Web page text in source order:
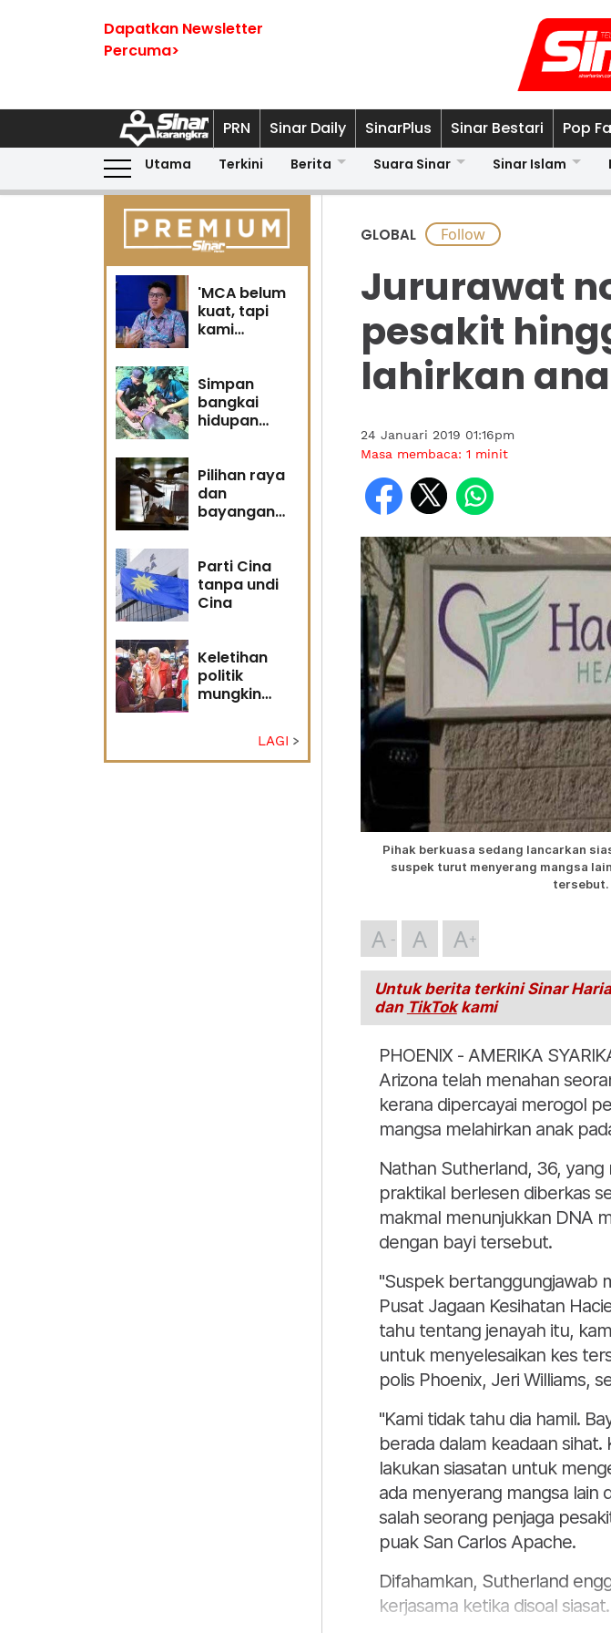
Dapatkan Newsletter
Percuma>
PRN Sinar Daily SinarPlus Sinar Bestari Pop
Utama Terkini Berita Suara Sinar Sinar Islam
'MCA belum
kuat, tapi
kami
Simpan
bangkai
hidupan
Pilihan raya
dan
bayangan
Parti Cina
tanpa undi
Cina
Keletihan
politik
mungkin
Penganalisis
LAGI
GLOBAL
Jururawat
pesakit
lahirkan
24 Januari 2019 01:16pm
Masa membaca: 1 minit
Pihak berkuasa sedang lancarkan
suspek turut menyerang mangsa
tersebut.
A A A
Untuk berita terkini Sinar
dan TikTokkami
PHOENIX - AMERIKA
Arizona telah menahan
kerana dipercayai merogol
mangsa melahirkan anak
Nathan Sutherland, 36,
praktikal berlesen diberkas
makmal menunjukkan DNA
dengan bayi tersebut.
"Suspek bertanggungjawab
Pusat Jagaan Kesihatan
tahu tentang jenayah itu,
untuk menyelesaikan kes
polis Phoenix, Jeri Williams,
"Kami tidak tahu dia hamil.
berada dalam keadaan sihat.
lakukan siasatan untuk
ada menyerang mangsa lain
salah seorang penjaga
puak San Carlos Apache.
Difahamkan, Sutherland
kerjasama ketika disoal siasat.